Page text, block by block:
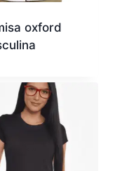
oxford